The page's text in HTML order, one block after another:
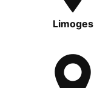
Limoges